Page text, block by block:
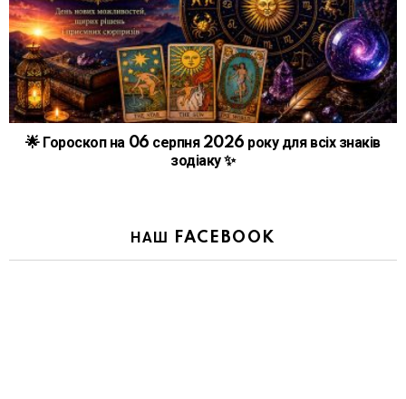
🌟 Гороскоп на 06 серпня 2026 року для всіх знаків
зодіаку ✨
НАШ FACEBOOK